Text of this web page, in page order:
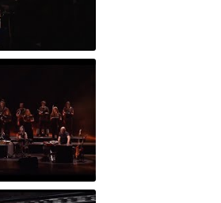
A Bailarina (AO VIVO - Casino Estoril, Agosto 2020)